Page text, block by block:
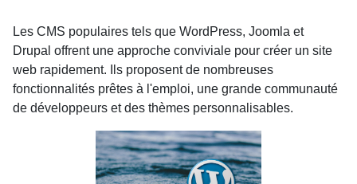
Les CMS populaires tels que WordPress, Joomla et
Drupal offrent une approche conviviale pour créer un site
web rapidement. Ils proposent de nombreuses
fonctionnalités prêtes à l'emploi, une grande communauté
de développeurs et des thèmes personnalisables.